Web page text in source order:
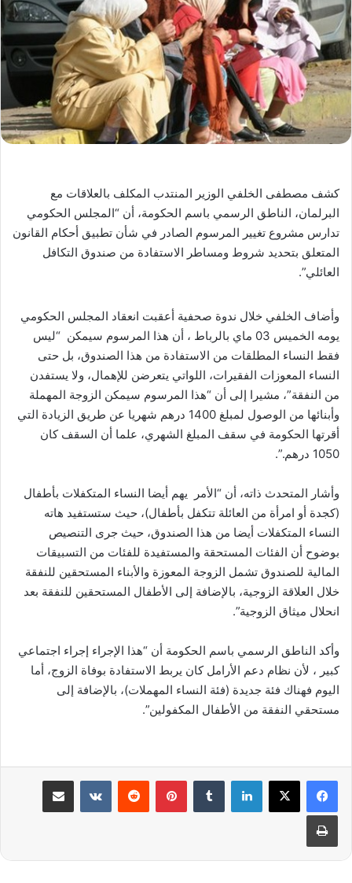
كشف مصطفى الخلفي الوزير المنتدب المكلف بالعلاقات مع
البرلمان، الناطق الرسمي باسم الحكومة، أن “المجلس الحكومي
تدارس مشروع تغيير المرسوم الصادر في شأن تطبيق أحكام القانون
المتعلق بتحديد شروط ومساطر الاستفادة من صندوق التكافل
العائلي”.
وأضاف الخلفي خلال ندوة صحفية أعقبت انعقاد المجلس الحكومي
يومه الخميس 03 ماي بالرباط ، أن هذا المرسوم سيمكن “ليس
فقط النساء المطلقات من الاستفادة من هذا الصندوق، بل حتى
النساء المعوزات الفقيرات، اللواتي يتعرضن للإهمال، ولا يستفدن
من النفقة”، مشيرا إلى أن “هذا المرسوم سيمكن الزوجة المهملة
وأبنائها من الوصول لمبلغ 1400 درهم شهريا عن طريق الزيادة التي
أقرتها الحكومة في سقف المبلغ الشهري، علما أن السقف كان
1050 درهم.”.
وأشار المتحدث ذاته، أن “الأمر يهم أيضا النساء المتكفلات بأطفال
(كجدة أو امرأة من العائلة تتكفل بأطفال)، حيث ستستفيد هاته
النساء المتكفلات أيضا من هذا الصندوق، حيث جرى التنصيص
بوضوح أن الفئات المستحقة والمستفيدة للفئات من التسبيقات
المالية للصندوق تشمل الزوجة المعوزة والأبناء المستحقين للنفقة
خلال العلاقة الزوجية، بالإضافة إلى الأطفال المستحقين للنفقة بعد
انحلال ميثاق الزوجية”.
وأكد الناطق الرسمي باسم الحكومة أن “هذا الإجراء إجراء اجتماعي
كبير ، لأن نظام دعم الأرامل كان يربط الاستفادة بوفاة الزوج، أما
اليوم فهناك فئة جديدة (فئة النساء المهملات)، بالإضافة إلى
مستحقي النفقة من الأطفال المكفولين”.
لينكدإن بينتيريست مشاركة عبر البريد
طباعة